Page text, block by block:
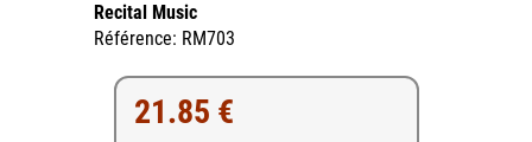
Recital Music
Référence: RM703
21.85 €